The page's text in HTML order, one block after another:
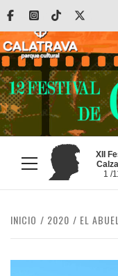
Saltar
contenido
FacebookInstagram
Tiktok
Menú
principal
XII
1 /
INICIO 2020 EL